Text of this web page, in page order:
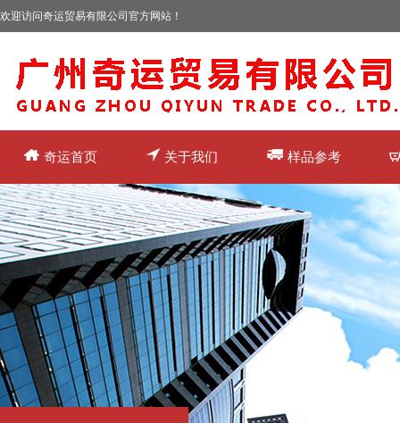
欢迎访问奇运贸易有限公司官方网站！
奇运首页 关于我们 样品参考